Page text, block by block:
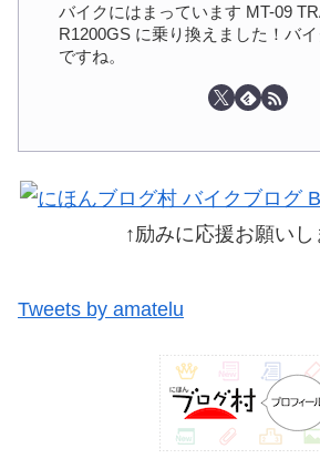
バイクにはまっています MT-09
R1200GS に乗り換えました！バ
ですね。
↑励みに応援お願いし
Tweets by amatelu